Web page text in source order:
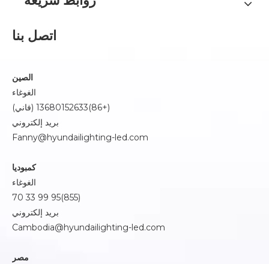
اتصل بنا
الصين
الغوغاء
(+86)13680152633 (فاني)
بريد إلكتروني
Fanny@hyundailighting-led.com
كمبوديا
الغوغاء
(855)95 99 33 70
بريد إلكتروني
Cambodia@hyundailighting-led.com
مصر